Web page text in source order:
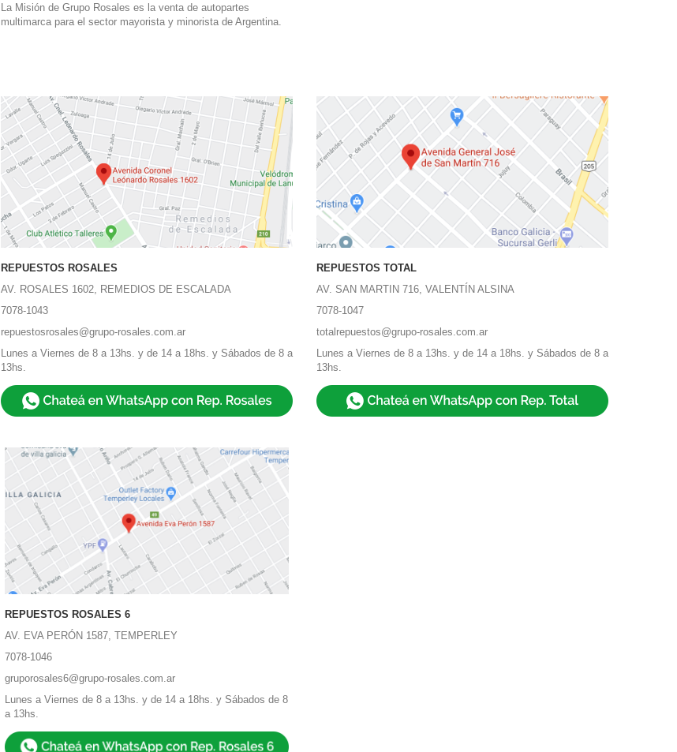
La Misión de Grupo Rosales es la venta de autopartes
multimarca para el sector mayorista y minorista de Argentina.
REPUESTOS ROSALES
AV. ROSALES 1602, REMEDIOS DE ESCALADA
7078-1043
repuestosrosales@grupo-rosales.com.ar
Lunes a Viernes de 8 a 13hs. y de 14 a 18hs. y Sábados de 8 a
13hs.
REPUESTOS TOTAL
AV. SAN MARTIN 716, VALENTÍN ALSINA
7078-1047
totalrepuestos@grupo-rosales.com.ar
Lunes a Viernes de 8 a 13hs. y de 14 a 18hs. y Sábados de 8 a
13hs.
REPUESTOS ROSALES 6
AV. EVA PERÓN 1587, TEMPERLEY
7078-1046
gruporosales6@grupo-rosales.com.ar
Lunes a Viernes de 8 a 13hs. y de 14 a 18hs. y Sábados de 8
a 13hs.